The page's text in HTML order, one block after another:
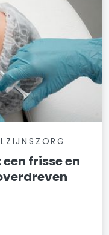
frisse en